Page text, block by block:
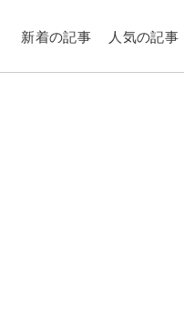
新着の記事 人気の記事